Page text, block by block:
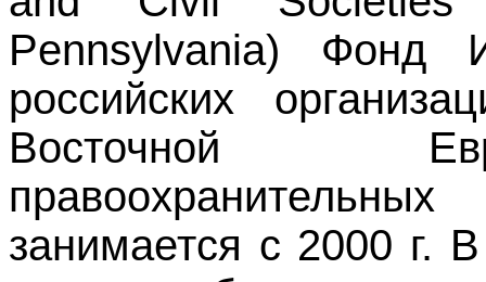
Pennsylvania) Фонд
российских
Восточной
занимается с 2000 г.